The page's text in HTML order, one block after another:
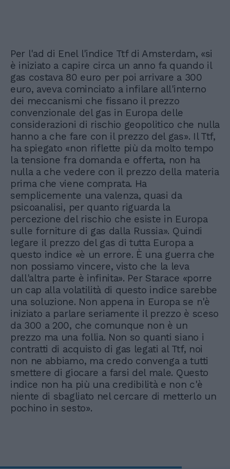
Per l'ad di Enel l'indice Ttf di Amsterdam, «si
è iniziato a capire circa un anno fa quando il
gas costava 80 euro per poi arrivare a 300
euro, aveva cominciato a infilare all'interno
dei meccanismi che fissano il prezzo
convenzionale del gas in Europa delle
considerazioni di rischio geopolitico che nulla
hanno a che fare con il prezzo del gas». Il Ttf,
ha spiegato «non riflette più da molto tempo
la tensione fra domanda e offerta, non ha
nulla a che vedere con il prezzo della materia
prima che viene comprata. Ha
semplicemente una valenza, quasi da
psicoanalisi, per quanto riguarda la
percezione del rischio che esiste in Europa
sulle forniture di gas dalla Russia». Quindi
legare il prezzo del gas di tutta Europa a
questo indice «è un errore. È una guerra che
non possiamo vincere, visto che la leva
dall'altra parte è infinita». Per Starace «porre
un cap alla volatilità di questo indice sarebbe
una soluzione. Non appena in Europa se n'è
iniziato a parlare seriamente il prezzo è sceso
da 300 a 200, che comunque non è un
prezzo ma una follia. Non so quanti siano i
contratti di acquisto di gas legati al Ttf, noi
non ne abbiamo, ma credo convenga a tutti
smettere di giocare a farsi del male. Questo
indice non ha più una credibilità e non c'è
niente di sbagliato nel cercare di metterlo un
pochino in sesto».